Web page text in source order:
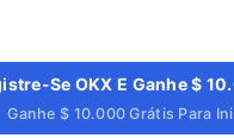
Se OKX E Ganhe $
Ganhe $ 10.000 Grátis Para